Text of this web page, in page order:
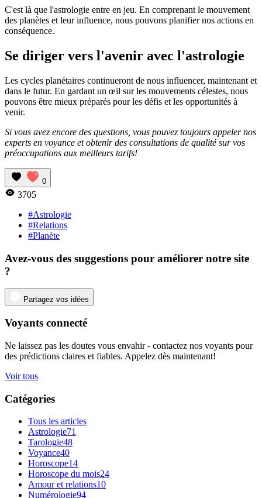
C'est là que l'astrologie entre en jeu. En comprenant le mouvement
des planètes et leur influence, nous pouvons planifier nos actions en
conséquence.
Se diriger vers l'avenir avec l'astrologie
Les cycles planétaires continueront de nous influencer, maintenant et
dans le futur. En gardant un œil sur les mouvements célestes, nous
pouvons être mieux préparés pour les défis et les opportunités à
venir.
Si vous avez encore des questions, vous pouvez toujours appeler nos
experts en voyance et obtenir des consultations de qualité sur vos
préoccupations aux meilleurs tarifs!
0
3705
#Astrologie
#Relations
#Planète
Avez-vous des suggestions pour améliorer notre site
?
Partagez vos idées
Voyants connecté
Ne laissez pas les doutes vous envahir - contactez nos voyants pour
des prédictions claires et fiables. Appelez dès maintenant!
Voir tous
Catégories
Tous les articles
Astrologie71
Tarologie48
Voyance40
Horoscope14
Horoscope du mois24
Amour et relations10
Numérologie94